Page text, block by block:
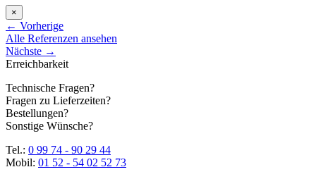
×
← Vorherige
Alle Referenzen ansehen
Nächste →
Erreichbarkeit
Technische Fragen?
Fragen zu Lieferzeiten?
Bestellungen?
Sonstige Wünsche?
Tel.: 0 99 74 - 90 29 44
Mobil: 01 52 - 54 02 52 73